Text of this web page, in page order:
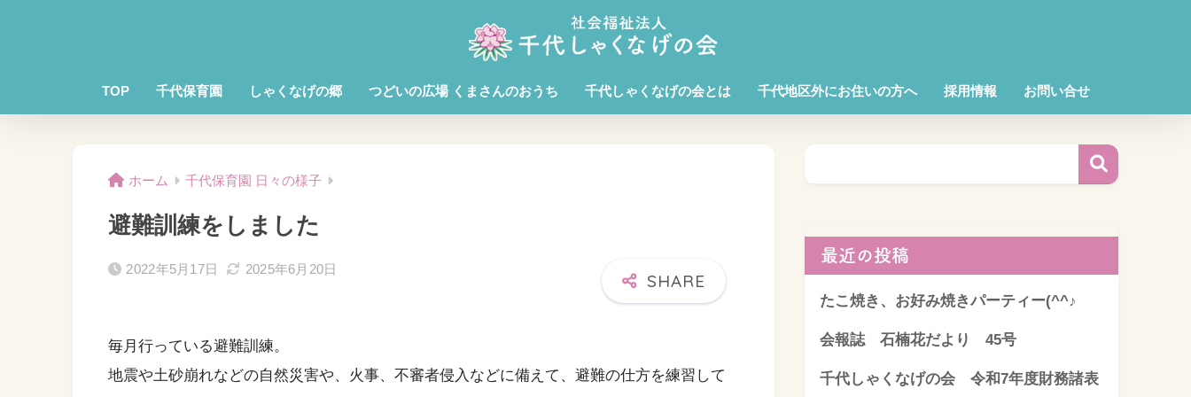
TOP 千代保育園 しゃくなげの郷 つどいの広場 くまさんのおうち 千代しゃくなげの会とは 千代地区外にお住いの方へ 採用情報 お問い合せ
ホーム 千代保育園 日々の様子
避難訓練をしました
2022年5月17日 2025年6月20日
毎月行っている避難訓練。
地震や土砂崩れなどの自然災害や、火事、不審者侵入などに備えて、避難の仕方を練習して
最近の投稿
たこ焼き、お好み焼きパーティー(^^♪
会報誌 石楠花だより 45号
千代しゃくなげの会 令和7年度財務諸表